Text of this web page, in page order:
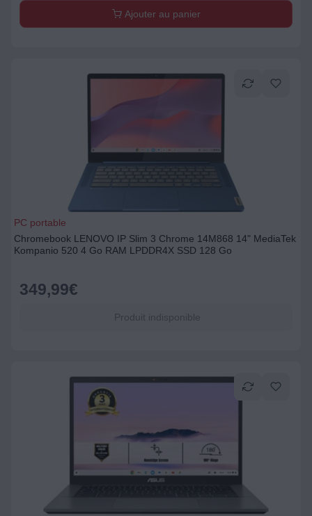
Ajouter au panier
PC portable
Chromebook LENOVO IP Slim 3 Chrome 14M868 14" MediaTek
Kompanio 520 4 Go RAM LPDDR4X SSD 128 Go
349,99€
Produit indisponible